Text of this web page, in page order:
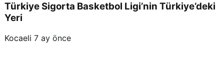
Türkiye Sigorta Basketbol Ligi’nin Türkiye’deki
Yeri
Kocaeli 7 ay önce